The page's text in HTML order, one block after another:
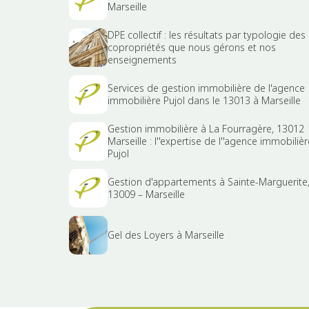
Marseille
DPE collectif : les résultats par typologie des
copropriétés que nous gérons et nos
enseignements
Services de gestion immobilière de l'agence
immobilière Pujol dans le 13013 à Marseille
Gestion immobilière à La Fourragère, 13012
Marseille : l''expertise de l''agence
Pujol
Gestion d'appartements à Sainte-Marguerite,
13009 – Marseille
Gel des Loyers à Marseille